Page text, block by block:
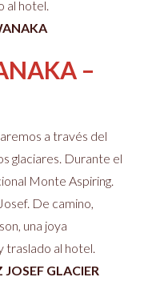
al hotel.
–
a través del
glaciares. Durante el
Monte Aspiring.
De camino,
una joya
traslado al hotel.
GLACIER